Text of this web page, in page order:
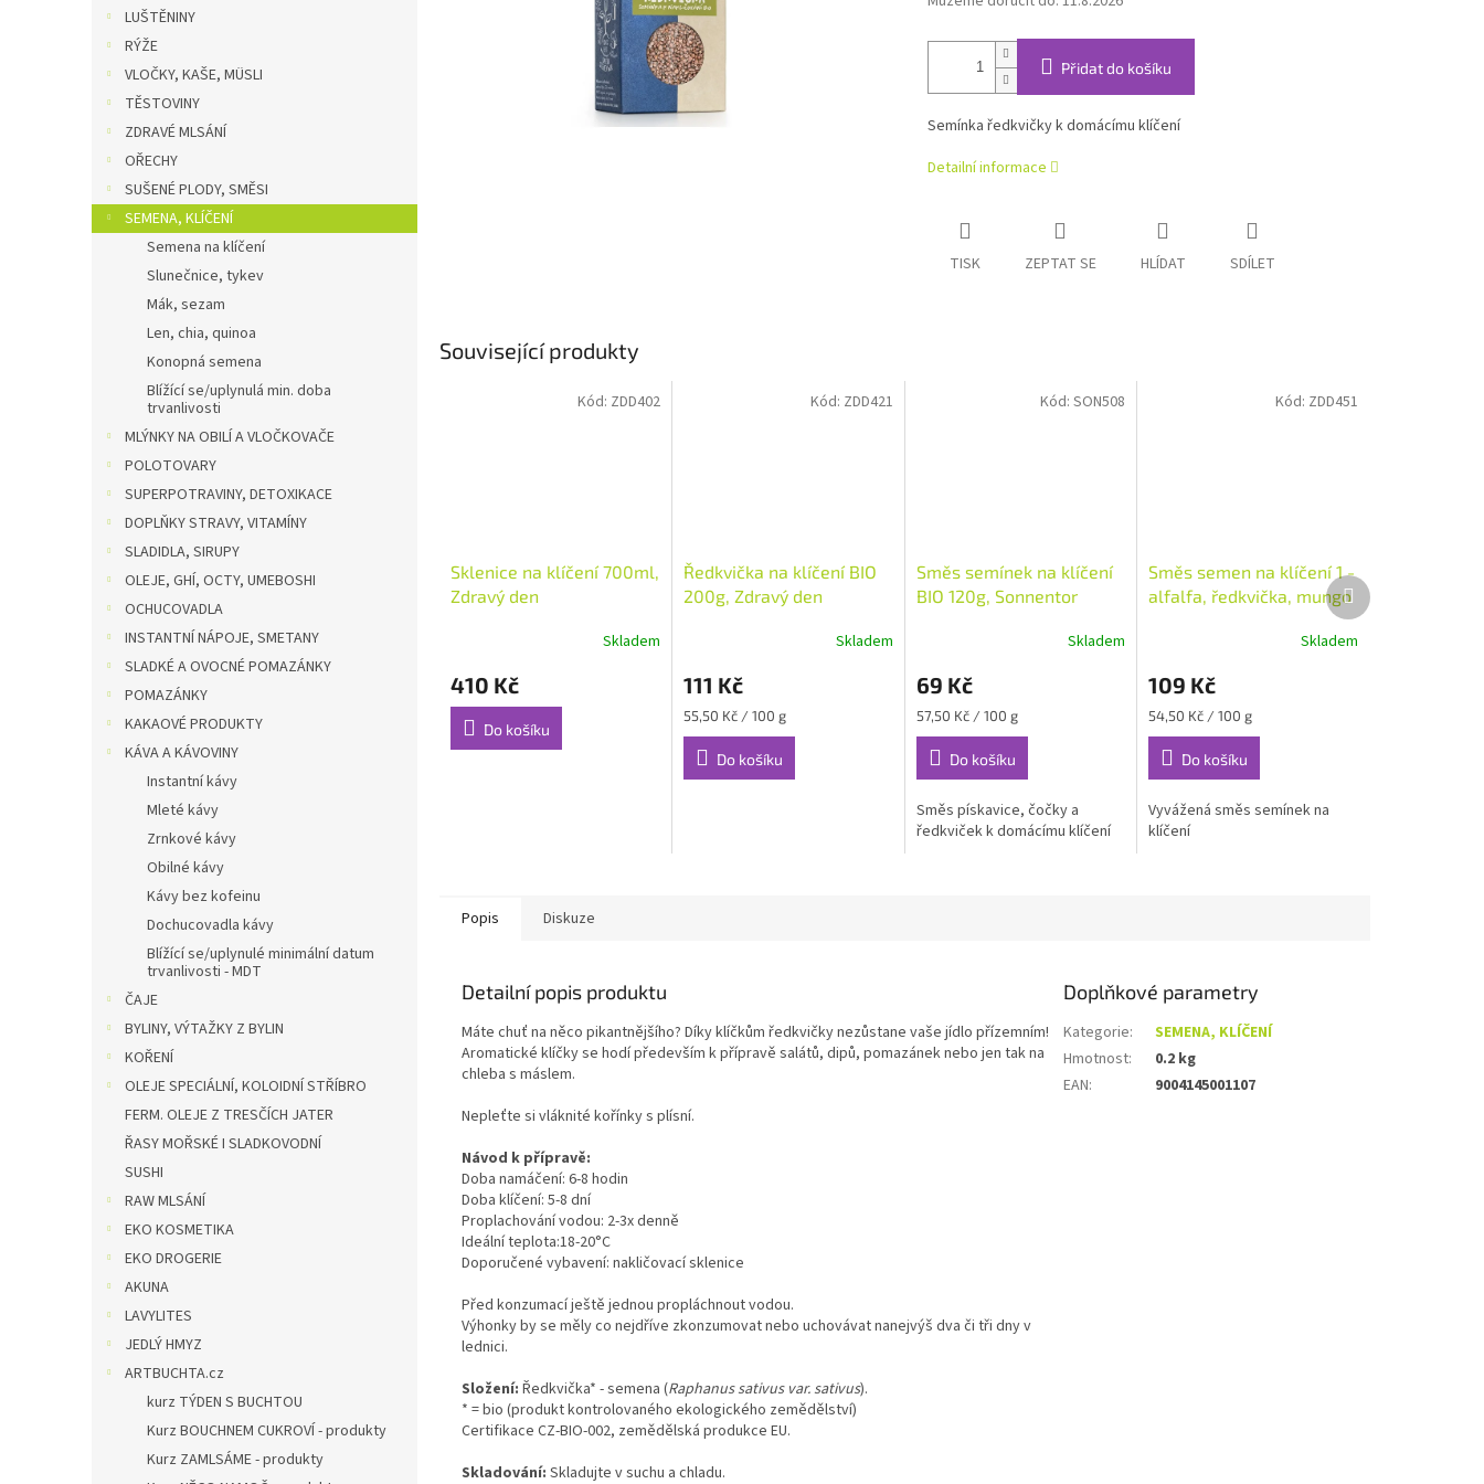
LUŠTĚNINY
RÝŽE
VLOČKY, KAŠE, MÜSLI
TĚSTOVINY
ZDRAVÉ MLSÁNÍ
OŘECHY
SUŠENÉ PLODY, SMĚSI
SEMENA, KLÍČENÍ
Semena na klíčení
Slunečnice, tykev
Mák, sezam
Len, chia, quinoa
Konopná semena
Blížící se/uplynulá min. doba
trvanlivosti
MLÝNKY NA OBILÍ A VLOČKOVAČE
POLOTOVARY
SUPERPOTRAVINY, DETOXIKACE
DOPLŇKY STRAVY, VITAMÍNY
SLADIDLA, SIRUPY
OLEJE, GHÍ, OCTY, UMEBOSHI
OCHUCOVADLA
INSTANTNÍ NÁPOJE, SMETANY
SLADKÉ A OVOCNÉ POMAZÁNKY
POMAZÁNKY
KAKAOVÉ PRODUKTY
KÁVA A KÁVOVINY
Instantní kávy
Mleté kávy
Zrnkové kávy
Obilné kávy
Kávy bez kofeinu
Dochucovadla kávy
Blížící se/uplynulé minimální datum
trvanlivosti - MDT
ČAJE
BYLINY, VÝTAŽKY Z BYLIN
KOŘENÍ
OLEJE SPECIÁLNÍ, KOLOIDNÍ STŘÍBRO
FERM. OLEJE Z TRESČÍCH JATER
ŘASY MOŘSKÉ I SLADKOVODNÍ
SUSHI
RAW MLSÁNÍ
EKO KOSMETIKA
EKO DROGERIE
AKUNA
LAVYLITES
JEDLÝ HMYZ
ARTBUCHTA.cz
kurz TÝDEN S BUCHTOU
Kurz BOUCHNEM CUKROVÍ - produkty
Kurz ZAMLSÁME - produkty
Přidat do košíku
Semínka ředkvičky k domácímu klíčení
Detailní informace
TISK ZEPTAT SE HLÍDAT SDÍLET
Související produkty
Sklenice na klíčení 700ml,
Zdravý den
Skladem
410 Kč
Do košíku
Kód: ZDD402
Ředkvička na klíčení BIO
200g, Zdravý den
Skladem
111 Kč
Měrná
cena:
55,50 Kč / 100 g
Do košíku
Kód: ZDD421
Směs semínek na klíčení
BIO 120g, Sonnentor
Skladem
69 Kč
Měrná
cena:
57,50 Kč / 100 g
Do košíku
Směs pískavice, čočky a
ředkviček k domácímu klíčení
Kód:SON508
Směs semen na klíčení 1 -
alfalfa, ředkvička, mungo
Skladem
109 Kč
Měrná
cena:
54,50 Kč / 100 g
Do košíku
Vyvážená směs semínek na
klíčení
Kód: ZDD451
Další
produkt
Popis Diskuze
Detailní popis produktu
Máte chuť na něco pikantnějšího? Díky klíčkům ředkvičky nezůstane vaše jídlo přízemním!
Aromatické klíčky se hodí především k přípravě salátů, dipů, pomazánek nebo jen tak na
chleba s máslem.
Nepleťte si vláknité kořínky s plísní.
Návod k přípravě:
Doba namáčení: 6-8 hodin
Doba klíčení: 5-8 dní
Proplachování vodou: 2-3x denně
Ideální teplota:18-20°C
Doporučené vybavení: nakličovací sklenice
Před konzumací ještě jednou propláchnout vodou.
Výhonky by se měly co nejdříve zkonzumovat nebo uchovávat nanejvýš dva či tři dny v
lednici.
Složení: Ředkvička* - semena (Raphanus sativus var. sativus).
* = bio (produkt kontrolovaného ekologického zemědělství)
Certifikace CZ-BIO-002, zemědělská produkce EU.
Skladování: Skladujte v suchu a chladu.
Doplňkové parametry
Kategorie:
SEMENA, KLÍČENÍ
Hmotnost:
0.2 kg
EAN: 9004145001107